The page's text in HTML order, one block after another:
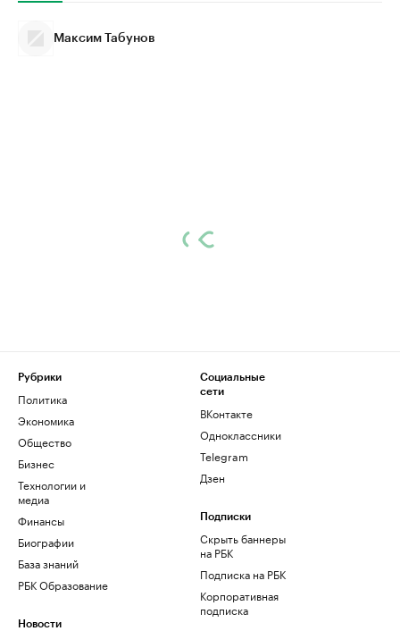
Максим Табунов
Рубрики
Политика
Экономика
Общество
Бизнес
Технологии и
медиа
Финансы
Биографии
База знаний
РБК Образование
Новости
Социальные
сети
ВКонтакте
Одноклассники
Telegram
Дзен
Подписки
Скрыть баннеры
на РБК
Подписка на РБК
Корпоративная
подписка